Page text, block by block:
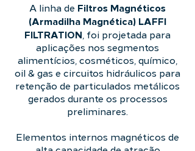
A linha de Filtros Magnéticos
(Armadilha Magnética) LAFFI
FILTRATION , foi projetada para
aplicações nos segmentos
alimentícios, cosméticos, químico,
oil & gas e circuitos hidráulicos para
retenção de particulados metálicos
gerados durante os processos
preliminares.
Elementos internos magnéticos de